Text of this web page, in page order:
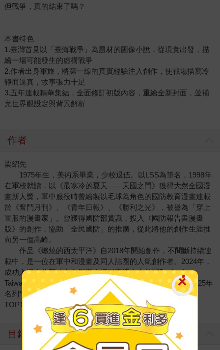
但戰爭，真的結束了嗎？
本書特色
1.臺灣首見以「臺海戰爭」為題材的圖像小說，從現實出發，描
繪一場可能發生的虛構戰爭
2.作者出身軍旅，將第一線的真實經驗注入創作，使戰場描寫冷
靜而逼真，故事張力十足
3.五年連載精華集結，全面修訂初版內容，重繪全新封面，並補
完世界觀設定與背景解析
作者
梁紹先
1975年生，美術系畢業，少校退伍。以LSS為筆名，1998年
在軍校就讀，以《最寒冷的夏天——天國之門》獲得大然全國漫
畫新人獎，軍中服役時曾繪製以毛球為角色的國防教育漫畫連載
於《奮鬥月刊》、《青年日報》、《勝利之光》，被譽為「穿上
軍服的漫畫家」。曾獲得國防部賞識，投入《國防報告書漫畫
版》的創作，協助「全民國防」的推廣，從此將他的創作生涯推
向另一個高峰。
作品《燃燒的西太平洋》自2018年開始創作，不間斷持續連
載中，是一位在軍中和漫畫及同人誌圈的人氣創作者。2024年，
成功入選文化部「文化黑潮之拓展臺流文本外譯Books from
Taiwan（BFT）2.0計畫」，邁開進軍海外市場的第一步。2025年
名列**書店台灣年度暢銷作家——漫畫圖文書・台漫作家
TOP1O。
目錄